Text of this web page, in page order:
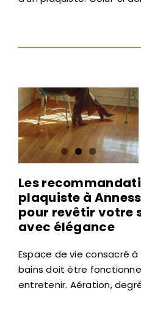
Les
plaquiste à
pour revêtir votre
avec élégance
Espace de vie consacré
bains doit être
entretenir. Aération,